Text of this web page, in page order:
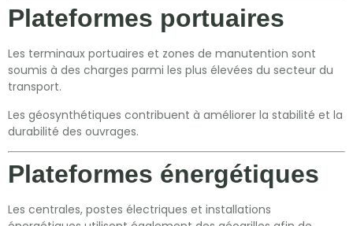
Plateformes portuaires
Les terminaux portuaires et zones de manutention sont
soumis à des charges parmi les plus élevées du secteur du
transport.
Les géosynthétiques contribuent à améliorer la stabilité et la
durabilité des ouvrages.
Plateformes énergétiques
Les centrales, postes électriques et installations